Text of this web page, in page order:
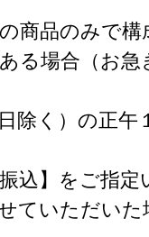
商品のみで構
る場合（お急
除く）の正午
込】をご指定
ていただいた